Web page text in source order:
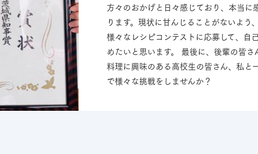
方々のおかげと日々感じており、本当に
ります。現状に甘んじることがないよう
様々なレシピコンテストに応募して、自
めたいと思います。 最後に、後輩の皆さ
料理に興味のある高校生の皆さん、私と
で様々な挑戦をしませんか？